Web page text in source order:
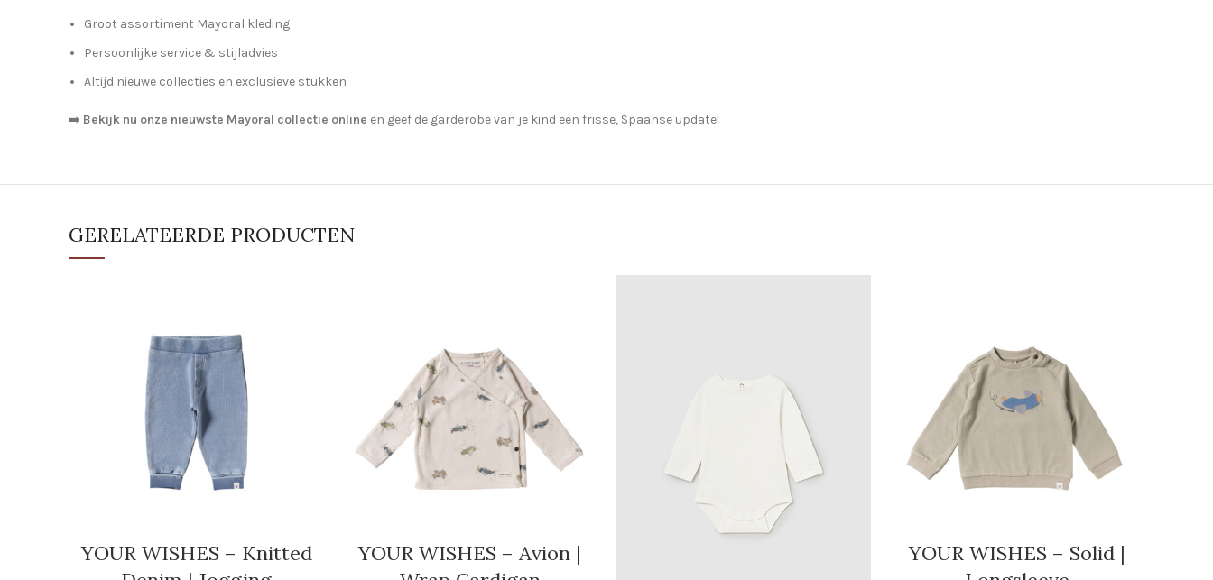
Groot assortiment Mayoral kleding
Persoonlijke service & stijladvies
Altijd nieuwe collecties en exclusieve stukken
➡️ Bekijk nu onze nieuwste Mayoral collectie online en geef de garderobe van je kind een frisse, Spaanse update!
GERELATEERDE PRODUCTEN
YOUR WISHES – Knitted
YOUR WISHES – Avion |
YOUR WISHES – Solid |